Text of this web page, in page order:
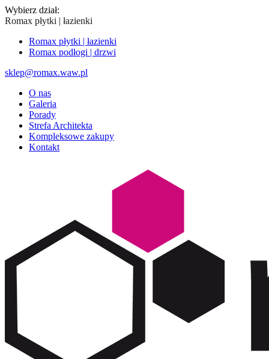
Wybierz dział:
Romax płytki | łazienki
Romax płytki | łazienki
Romax podłogi | drzwi
sklep@romax.waw.pl
O nas
Galeria
Porady
Strefa Architekta
Kompleksowe zakupy
Kontakt